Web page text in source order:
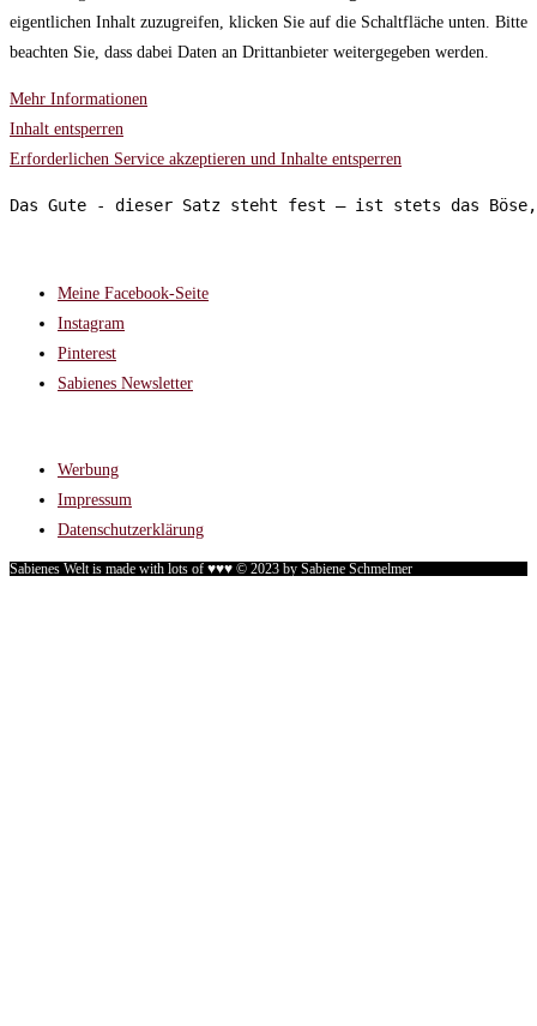
eigentlichen Inhalt zuzugreifen, klicken Sie auf die Schaltfläche unten. Bitte
beachten Sie, dass dabei Daten an Drittanbieter weitergegeben werden.
Mehr Informationen
Inhalt entsperren
Erforderlichen Service akzeptieren und Inhalte entsperren
Das Gute - dieser Satz steht fest – ist stets das Böse,
Meine Facebook-Seite
Instagram
Pinterest
Sabienes Newsletter
Werbung
Impressum
Datenschutzerklärung
Sabienes Welt is made with lots of ♥♥♥ © 2023 by Sabiene Schmelmer